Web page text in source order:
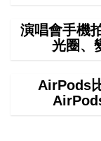
演唱會手機
光圈、
AirPods